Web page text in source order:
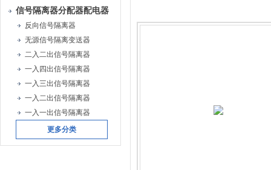
信号隔离器分配器配电器
反向信号隔离器
无源信号隔离变送器
二入二出信号隔离器
一入四出信号隔离器
一入三出信号隔离器
一入二出信号隔离器
一入一出信号隔离器
更多分类